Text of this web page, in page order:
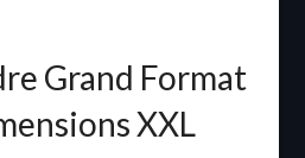
Grand Format
XXL